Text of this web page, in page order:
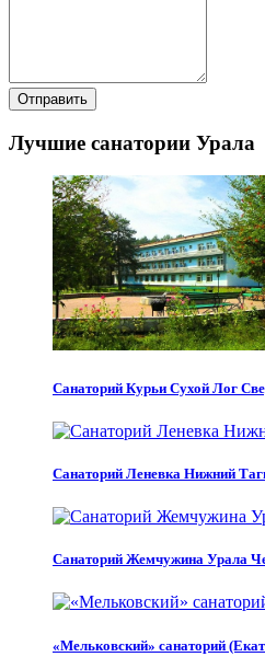
Отправить
Лучшие санатории Урала
Санаторий Курьи Сухой Лог
Санаторий Леневка Нижний
Санаторий Жемчужина Урала
«Мельковский» санаторий